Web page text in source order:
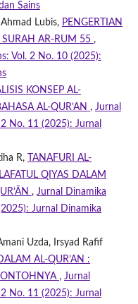
Sains
Lubis, PENGERTIAN
AR-RUM 55 ,
Vol. 2 No. 10 (2025):
KONSEP AL-
AL-QUR’AN , Jurnal
No. 11 (2025): Jurnal
R,
TANAFURI AL-
QIYAS DALAM
, Jurnal Dinamika
Jurnal Dinamika
Uzda, Irsyad Rafif
AL-QUR’AN :
, Jurnal
No. 11 (2025): Jurnal